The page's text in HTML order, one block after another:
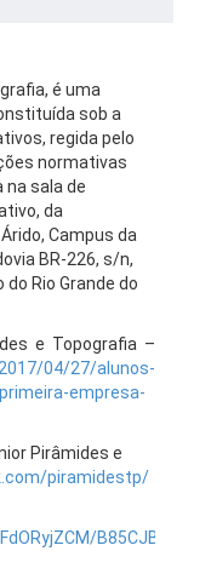
é uma
sob a
regida pelo
normativas
na sala de
da
Campus da
BR-226, s/n,
Rio Grande do
e Topografia –
04/27/alunos-
empresa-
Pirâmides e
piramidestp/